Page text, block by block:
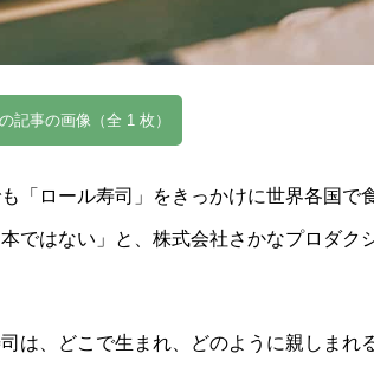
記事の画像（全 1 枚）
「ロール寿司」をきっかけに世界各国で
ではない」と、株式会社さかなプロダク
は、どこで生まれ、どのように親しまれ